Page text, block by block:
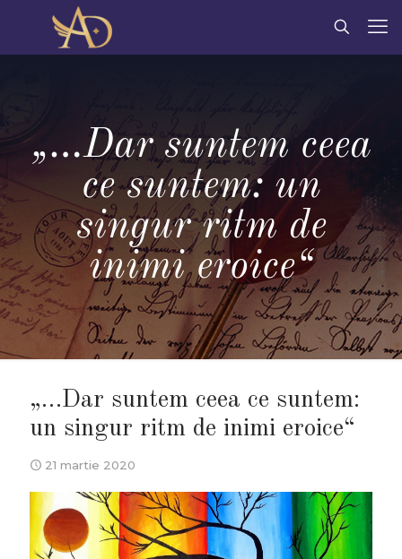
„…Dar suntem ceea
ce suntem: un
singur ritm de
inimi eroice“
„…Dar suntem ceea ce suntem:
un singur ritm de inimi eroice“
21 martie 2020